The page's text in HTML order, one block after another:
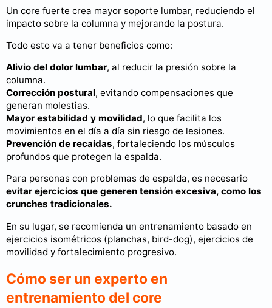
Un core fuerte crea mayor soporte lumbar, reduciendo el
impacto sobre la columna y mejorando la postura.
Todo esto va a tener beneficios como:
Alivio del dolor lumbar, al reducir la presión sobre la
columna.
Corrección postural, evitando compensaciones que
generan molestias.
Mayor estabilidad y movilidad, lo que facilita los
movimientos en el día a día sin riesgo de lesiones.
Prevención de recaídas, fortaleciendo los músculos
profundos que protegen la espalda.
Para personas con problemas de espalda, es necesario
evitar ejercicios que generen tensión excesiva, como los
crunches tradicionales.
En su lugar, se recomienda un entrenamiento basado en
ejercicios isométricos (planchas, bird-dog), ejercicios de
movilidad y fortalecimiento progresivo.
Cómo ser un experto en
entrenamiento del core